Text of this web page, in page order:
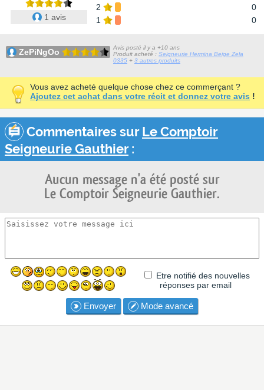
1 avis
2
0
1
0
ZePiNgOo
Avis posté il y a +10 ans
Produit acheté : Seigneurie Hermina Beige Zela
0335 + 3 autres produits
Vous avez acheté quelque chose chez ce commerçant ?
Ajoutez cet achat dans votre récit et donnez votre avis !
Commentaires surLe Comptoir
Seigneurie Gauthier:
Aucun message n'a été posté sur
Le Comptoir Seigneurie Gauthier.
Etre notifié des nouvelles
réponses par email
Envoyer Mode avancé